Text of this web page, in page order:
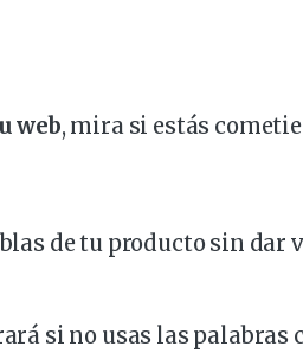
web, mira si estás
de tu producto sin dar
si no usas las palabras